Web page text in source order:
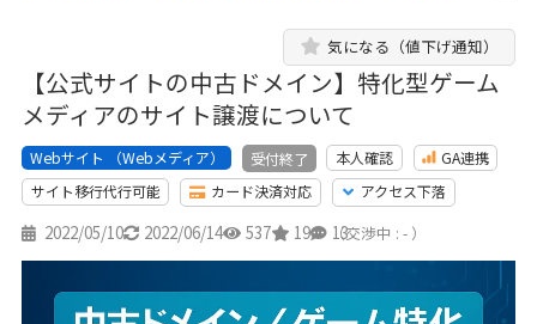
【公式サイトの中古ドメイン】特化型ゲーム
メディアのサイト譲渡について
気になる（値下げ通知）
Webサイト （Webメディア） 受付終了 本人確認
GA連携
サイト移行代行可能
カード決済対応 アクセス下落
2022/05/10 2022/06/14 537 19 13
（交渉中 : - ）